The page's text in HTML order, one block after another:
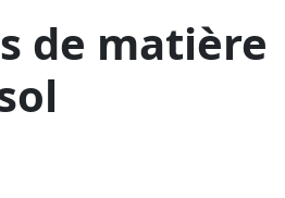
de matière